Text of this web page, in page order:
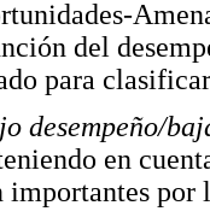
del
para
desempeño/
en
importantes por